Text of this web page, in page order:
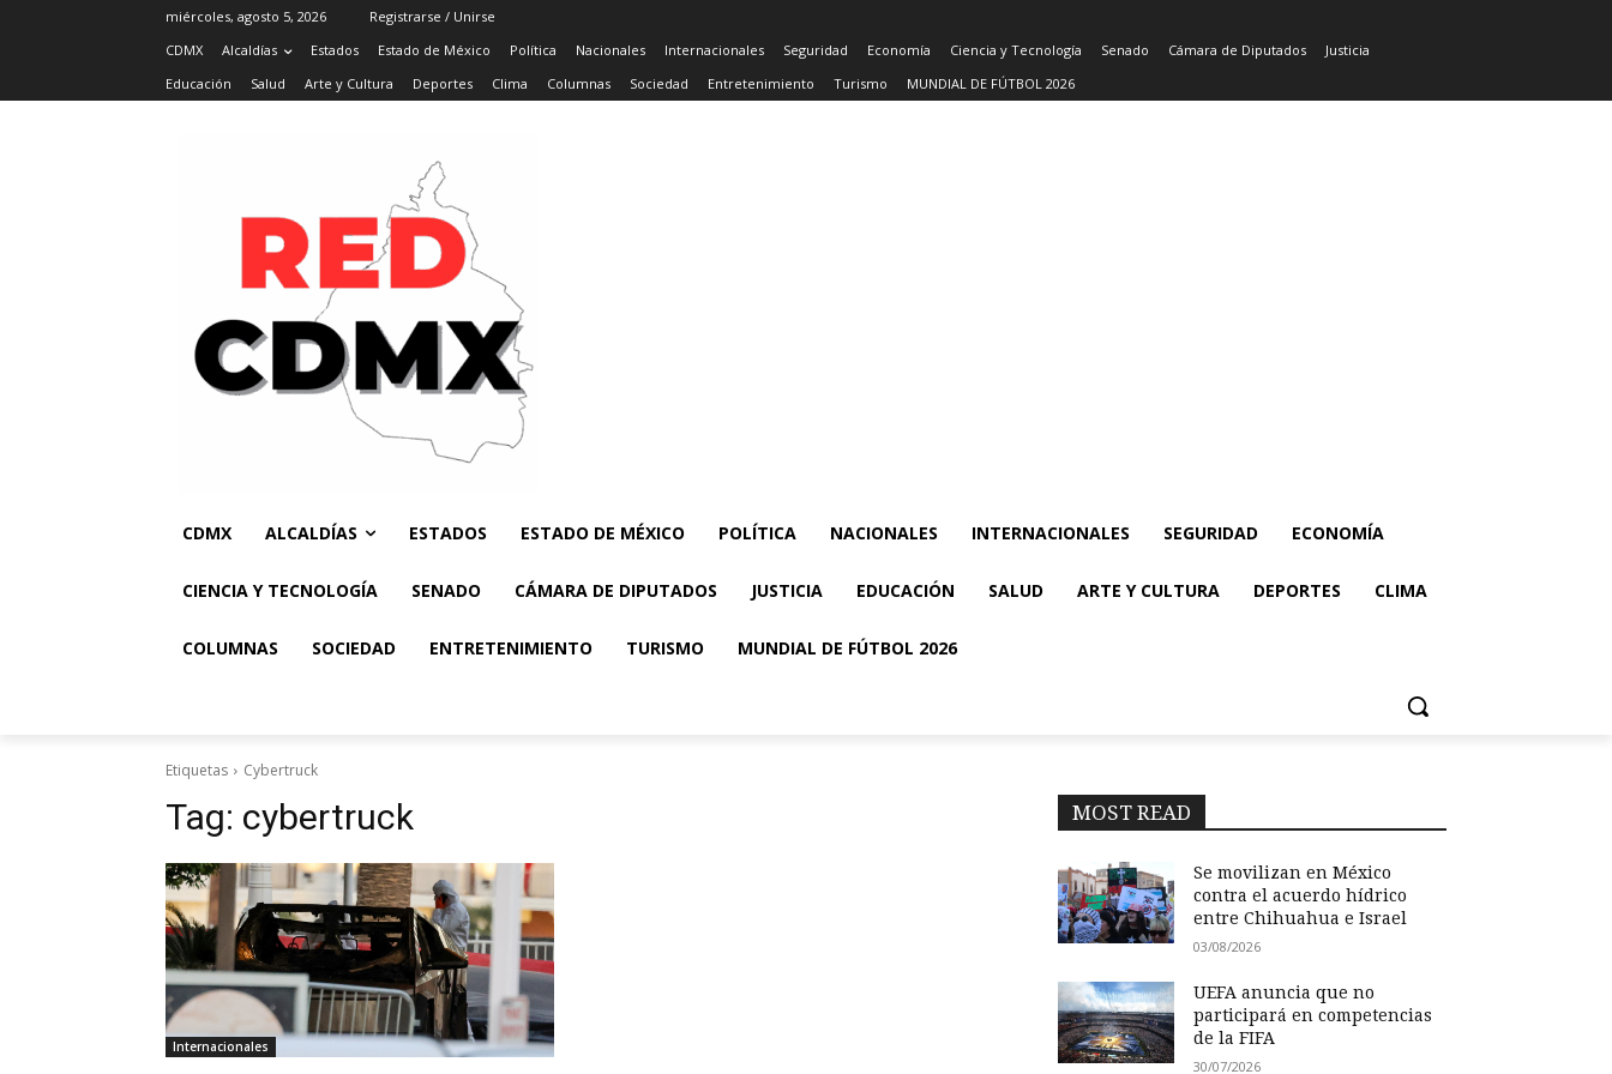
miércoles, agosto 5, 2026
Registrarse / Unirse
CDMX
Alcaldías Estados Estado de México Política Nacionales Internacionales Seguridad Economía Ciencia y Tecnología Senado Cámara de Diputados
Justicia
Educación
Salud Arte y Cultura Deportes Clima Columnas Sociedad Entretenimiento Turismo MUNDIAL DE FÚTBOL 2026
CDMX ALCALDÍAS ESTADOS ESTADO DE MÉXICO POLÍTICA NACIONALES INTERNACIONALES SEGURIDAD ECONOMÍA
CIENCIA Y TECNOLOGÍA SENADO CÁMARA DE DIPUTADOS JUSTICIA EDUCACIÓN SALUD ARTE Y CULTURA DEPORTES CLIMA
COLUMNAS SOCIEDAD ENTRETENIMIENTO TURISMO MUNDIAL DE FÚTBOL 2026
Etiquetas Cybertruck
Tag: cybertruck
Internacionales
MOST READ
Se movilizan en México
contra el acuerdo hídrico
entre Chihuahua e Israel
03/08/2026
UEFA anuncia que no
participará en competencias
de la FIFA
30/07/2026